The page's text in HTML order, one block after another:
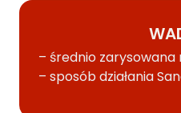
– średnio
– sposób działania